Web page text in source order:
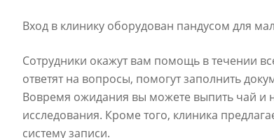
Вход в клинику оборудован пандусом для
Сотрудники окажут вам помощь в течении
ответят на вопросы, помогут заполнить
Вовремя ожидания вы можете выпить чай и
исследования. Кроме того, клиника
систему записи.